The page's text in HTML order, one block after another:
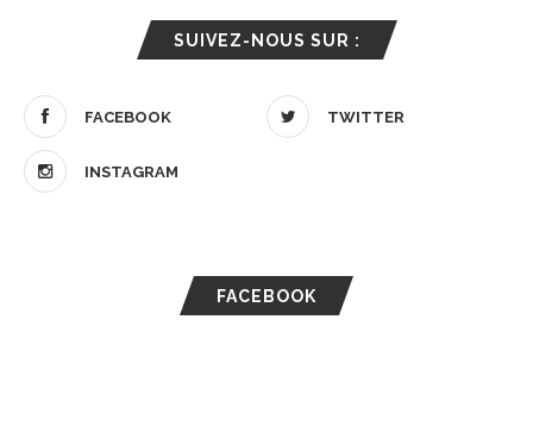
SUIVEZ-NOUS SUR :
FACEBOOK TWITTER
INSTAGRAM
FACEBOOK